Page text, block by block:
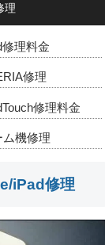
理
修理料金
修理
修理料金
ム機修理
iPad修理